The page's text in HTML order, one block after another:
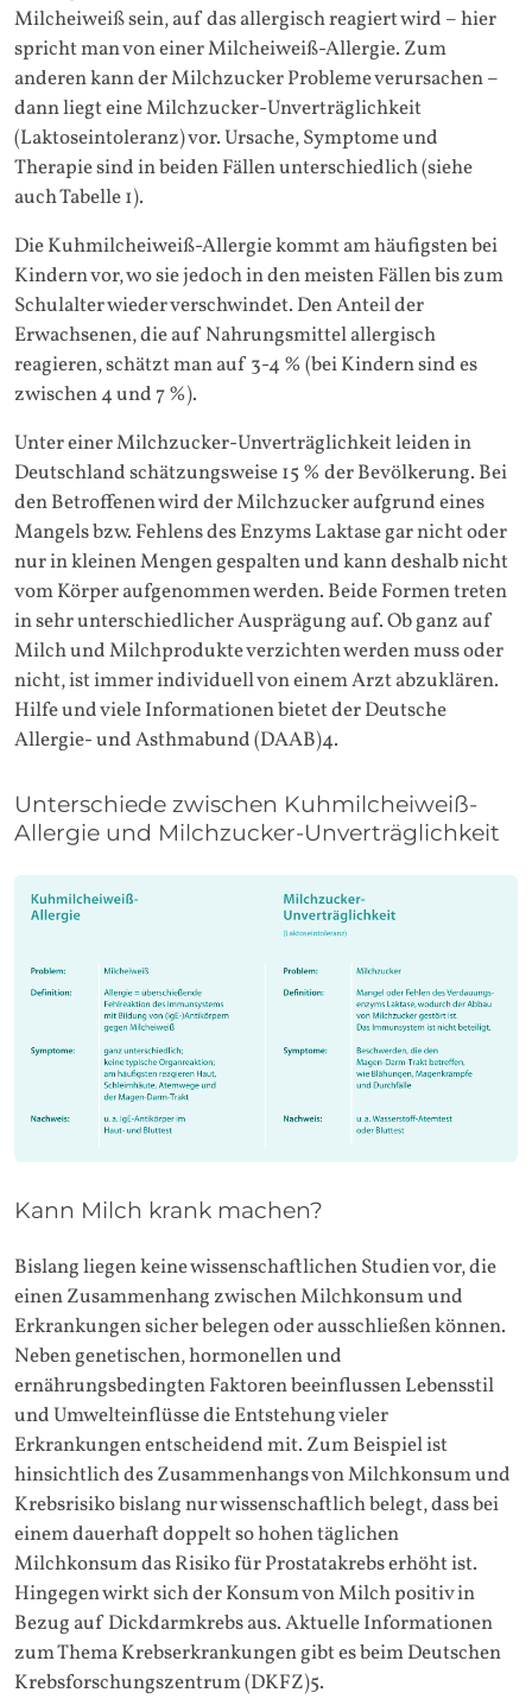
Milcheiweiß sein, auf das allergisch reagiert wird – hier
spricht man von einer Milcheiweiß-Allergie. Zum
anderen kann der Milchzucker Probleme verursachen –
dann liegt eine Milchzucker-Unverträglichkeit
(Laktoseintoleranz) vor. Ursache, Symptome und
Therapie sind in beiden Fällen unterschiedlich (siehe
auch Tabelle 1).
Die Kuhmilcheiweiß-Allergie kommt am häufigsten bei
Kindern vor, wo sie jedoch in den meisten Fällen bis zum
Schulalter wieder verschwindet. Den Anteil der
Erwachsenen, die auf Nahrungsmittel allergisch
reagieren, schätzt man auf 3-4 % (bei Kindern sind es
zwischen 4 und 7 %).
Unter einer Milchzucker-Unverträglichkeit leiden in
Deutschland schätzungsweise 15 % der Bevölkerung. Bei
den Betroffenen wird der Milchzucker aufgrund eines
Mangels bzw. Fehlens des Enzyms Laktase gar nicht oder
nur in kleinen Mengen gespalten und kann deshalb nicht
vom Körper aufgenommen werden. Beide Formen treten
in sehr unterschiedlicher Ausprägung auf. Ob ganz auf
Milch und Milchprodukte verzichten werden muss oder
nicht, ist immer individuell von einem Arzt abzuklären.
Hilfe und viele Informationen bietet der Deutsche
Allergie- und Asthmabund (DAAB)4.
Unterschiede zwischen Kuhmilcheiweiß-
Allergie und Milchzucker-Unverträglichkeit
Kann Milch krank machen?
Bislang liegen keine wissenschaftlichen Studien vor, die
einen Zusammenhang zwischen Milchkonsum und
Erkrankungen sicher belegen oder ausschließen können.
Neben genetischen, hormonellen und
ernährungsbedingten Faktoren beeinflussen Lebensstil
und Umwelteinflüsse die Entstehung vieler
Erkrankungen entscheidend mit. Zum Beispiel ist
hinsichtlich des Zusammenhangs von Milchkonsum und
Krebsrisiko bislang nur wissenschaftlich belegt, dass bei
einem dauerhaft doppelt so hohen täglichen
Milchkonsum das Risiko für Prostatakrebs erhöht ist.
Hingegen wirkt sich der Konsum von Milch positiv in
Bezug auf Dickdarmkrebs aus. Aktuelle Informationen
zum Thema Krebserkrankungen gibt es beim Deutschen
Krebsforschungszentrum (DKFZ)5.